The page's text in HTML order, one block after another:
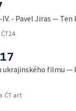
- Pavel Jiras —
ukrajinského filmu
ČT art